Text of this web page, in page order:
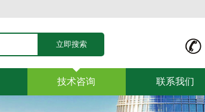
技术咨询 联系我们